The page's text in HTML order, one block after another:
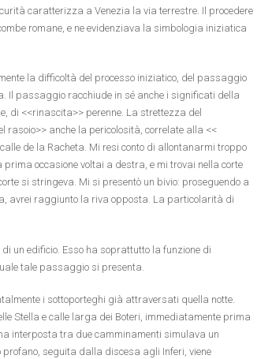
caratterizza a Venezia la via terrestre. Il procedere
romane, e ne evidenziava la simbologia iniziatica
la difficoltà del processo iniziatico, del passaggio
Il passaggio racchiude in sé anche i significati della
di <<rinascita>> perenne. La strettezza del
anche la pericolosità, correlate alla <<
de la Racheta. Mi resi conto di allontanarmi troppo
occasione voltai a destra, e mi trovai nella corte
si stringeva. Mi si presentò un bivio: proseguendo a
avrei raggiunto la riva opposta. La particolarità di
un edificio. Esso ha soprattutto la funzione di
tale passaggio si presenta.
i sottoporteghi già attraversati quella notte.
Stella e calle larga dei Boteri, immediatamente prima
interposta tra due camminamenti simulava un
seguita dalla discesa agli Inferi, viene